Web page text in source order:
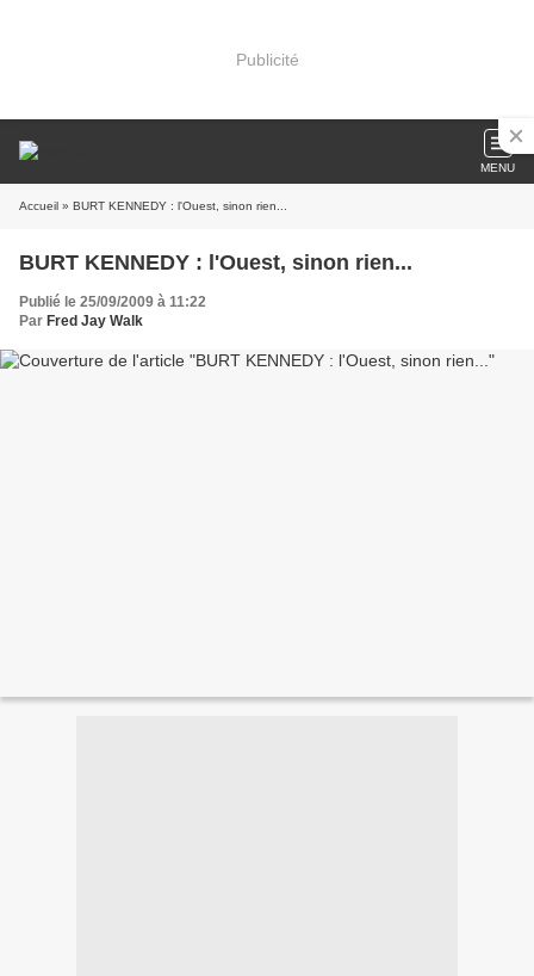
Publicité
MENU
Accueil » BURT KENNEDY : l'Ouest, sinon rien...
BURT KENNEDY : l'Ouest, sinon rien...
Publié le 25/09/2009 à 11:22
Par Fred Jay Walk